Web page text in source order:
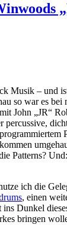
Musik – und
so war es bei
John „JR“
percussive,
Patterns?
ich die
, einen
Dunkel
bringen